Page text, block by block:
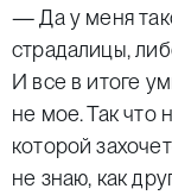
— Да у меня
страдалицы,
И все в итоге
не мое. Так что
которой
не знаю, как